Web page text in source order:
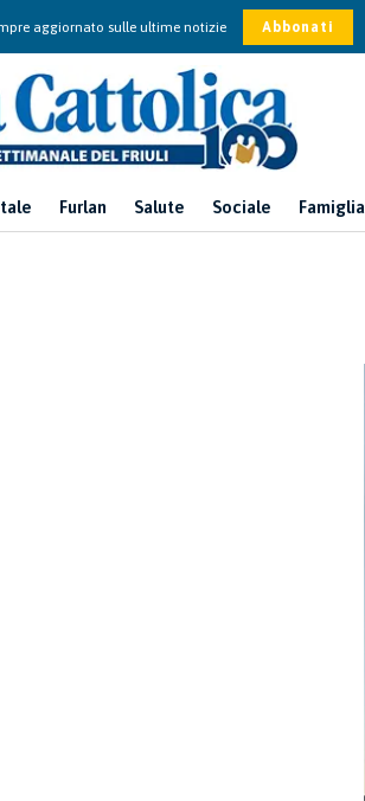
aggiornato sulle ultime notizie Abbonati
Furlan Salute Sociale Famiglia